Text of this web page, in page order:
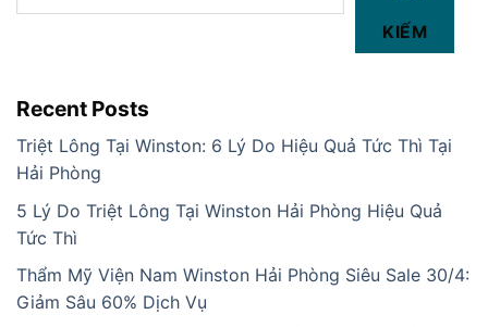
KIẾM
Recent Posts
Triệt Lông Tại Winston: 6 Lý Do Hiệu Quả Tức Thì Tại
Hải Phòng
5 Lý Do Triệt Lông Tại Winston Hải Phòng Hiệu Quả
Tức Thì
Thẩm Mỹ Viện Nam Winston Hải Phòng Siêu Sale 30/4:
Giảm Sâu 60% Dịch Vụ